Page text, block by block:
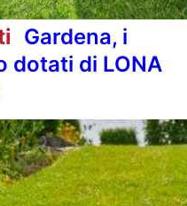
Gardena, i
dotati di LONA